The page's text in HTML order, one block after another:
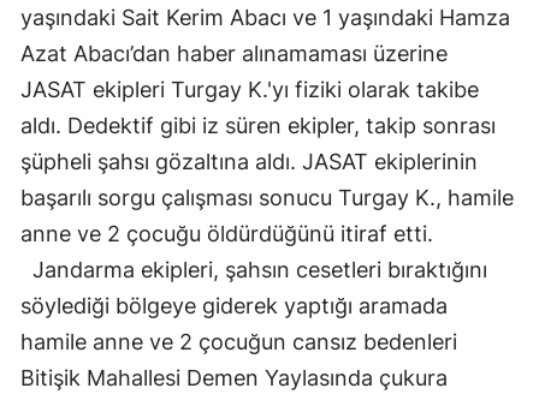
yaşındaki Sait Kerim Abacı ve 1 yaşındaki Hamza
Azat Abacı’dan haber alınamaması üzerine
JASAT ekipleri Turgay K.'yı fiziki olarak takibe
aldı. Dedektif gibi iz süren ekipler, takip sonrası
şüpheli şahsı gözaltına aldı. JASAT ekiplerinin
başarılı sorgu çalışması sonucu Turgay K., hamile
anne ve 2 çocuğu öldürdüğünü itiraf etti.
Jandarma ekipleri, şahsın cesetleri bıraktığını
söylediği bölgeye giderek yaptığı aramada
hamile anne ve 2 çocuğun cansız bedenleri
Bitişik Mahallesi Demen Yaylasında çukura